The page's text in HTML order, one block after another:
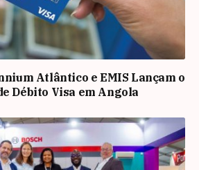
Atlântico e EMIS Lançam o
Débito Visa em Angola